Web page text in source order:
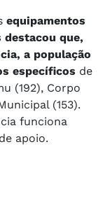
equipamentos
que,
a população
específicos de
(192), Corpo
(153).
funciona
apoio.